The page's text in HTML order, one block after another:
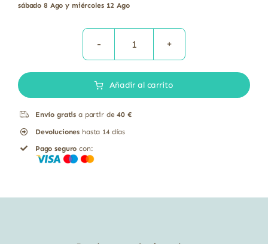
sábado 8 Ago y miércoles 12 Ago
BIOPILLOWS
AVELLANAS
Añadir al carrito
Envío gratis a partir de40 €
Devoluciones hasta 14 días
Pago seguro con: